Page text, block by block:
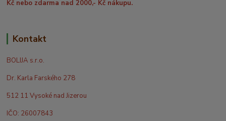
Kč nebo zdarma nad 2000,- Kč nákupu.
Kontakt
BOLIJA s.r.o.
Dr. Karla Farského 278
512 11 Vysoké nad Jizerou
IČO: 26007843